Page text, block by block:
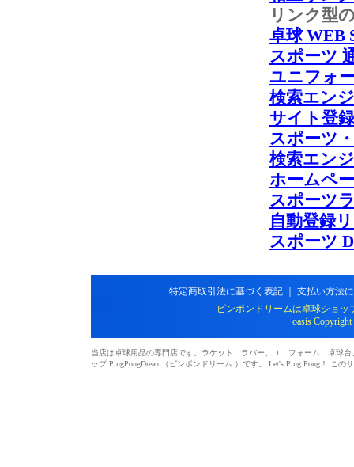
リンク型
卓球 WEB
スポーツ
ユニフォ
検索エン
サイト登
スポーツ
検索エン
ホームペ
スポーツ
自動登録
スポーツ
特定商取引法に基づく表記 ｜ 支払い方法
ピンポンドリームは卓球ショ
oasis
当店は卓球用品の専門店です。ラケット、ラバー、ユニフォーム、卓球
ップ PingPongDream（ピンポンドリーム ）です。 Let's Ping Pong！ こ